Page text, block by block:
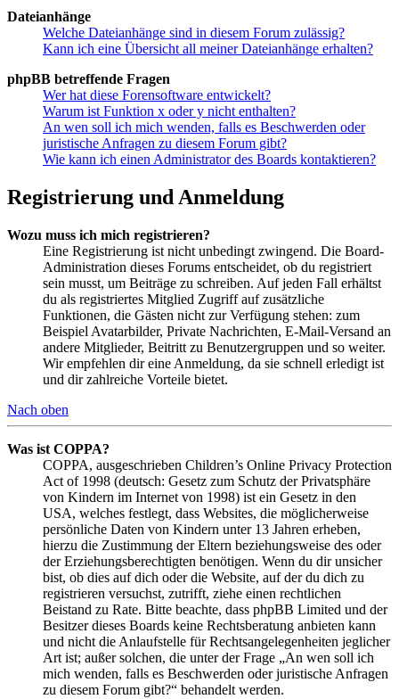
Dateianhänge
Welche Dateianhänge sind in diesem Forum zulässig?
Kann ich eine Übersicht all meiner Dateianhänge erhalten?
phpBB betreffende Fragen
Wer hat diese Forensoftware entwickelt?
Warum ist Funktion x oder y nicht enthalten?
An wen soll ich mich wenden, falls es Beschwerden oder
juristische Anfragen zu diesem Forum gibt?
Wie kann ich einen Administrator des Boards kontaktieren?
Registrierung und Anmeldung
Wozu muss ich mich registrieren?
Eine Registrierung ist nicht unbedingt zwingend. Die Board-
Administration dieses Forums entscheidet, ob du registriert
sein musst, um Beiträge zu schreiben. Auf jeden Fall erhältst
du als registriertes Mitglied Zugriff auf zusätzliche
Funktionen, die Gästen nicht zur Verfügung stehen: zum
Beispiel Avatarbilder, Private Nachrichten, E-Mail-Versand an
andere Mitglieder, Beitritt zu Benutzergruppen und so weiter.
Wir empfehlen dir eine Anmeldung, da sie schnell erledigt ist
und dir zahlreiche Vorteile bietet.
Nach oben
Was ist COPPA?
COPPA, ausgeschrieben Children’s Online Privacy Protection
Act of 1998 (deutsch: Gesetz zum Schutz der Privatsphäre
von Kindern im Internet von 1998) ist ein Gesetz in den
USA, welches festlegt, dass Websites, die möglicherweise
persönliche Daten von Kindern unter 13 Jahren erheben,
hierzu die Zustimmung der Eltern beziehungsweise des oder
der Erziehungsberechtigten benötigen. Wenn du dir unsicher
bist, ob dies auf dich oder die Website, auf der du dich zu
registrieren versuchst, zutrifft, ziehe einen rechtlichen
Beistand zu Rate. Bitte beachte, dass phpBB Limited und der
Besitzer dieses Boards keine Rechtsberatung anbieten kann
und nicht die Anlaufstelle für Rechtsangelegenheiten jeglicher
Art ist; außer solchen, die unter der Frage „An wen soll ich
mich wenden, falls es Beschwerden oder juristische Anfragen
zu diesem Forum gibt?“ behandelt werden.